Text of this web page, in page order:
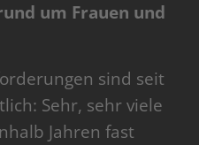
um Frauen und
sind seit
Sehr, sehr viele
Jahren fast